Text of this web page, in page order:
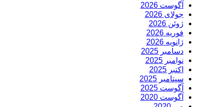
آگوست 2026
جولای 2026
ژوئن 2026
فوریه 2026
ژانویه 2026
دسامبر 2025
نوامبر 2025
اکتبر 2025
سپتامبر 2025
آگوست 2025
آگوست 2020